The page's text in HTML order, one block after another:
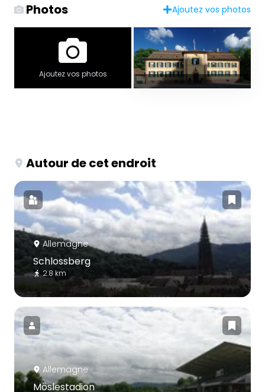
Photos Ajoutez vos photos
Ajoutez vos photos
Autour de cet endroit
Allemagne
Schlossberg
2.8 km
Allemagne
Möslestadion